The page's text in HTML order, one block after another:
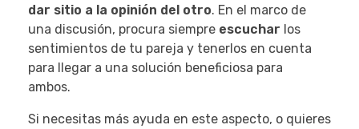
dar sitio a la opinión del otro. En el marco de
una discusión, procura siempre escuchar los
sentimientos de tu pareja y tenerlos en cuenta
para llegar a una solución beneficiosa para
ambos.
Si necesitas más ayuda en este aspecto, o quieres